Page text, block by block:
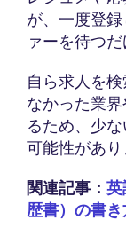
が、一度登
ァーを待つだ
自ら求人を
なかった業
るため、少
可能性があり
関連記事： 英
歴書）の書き